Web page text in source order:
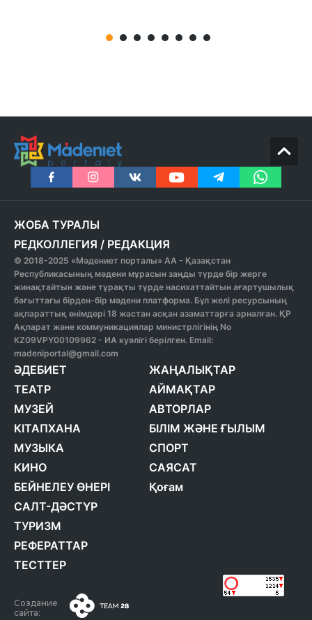
ЖОБА ТУРАЛЫ
РЕДКОЛЛЕГИЯ / РЕДАКЦИЯ
© 2018-2025 «Мәдениет порталы» АА - Қазақстан
Республикасының мәдени мұрасын заңды түрде бір жерге
жинақтайтын және тұрақты түрде насихаттайтын ағартушылық
бағыттағы бірден-бір мәдени платформа. Бұл желі ресурсының
ақпараттық өнімдері 18 жастан асқан азаматтарға арналған. ҚР
Ақпарат және коммуникациялар министрлігінің No
KZ09VPY00109962 - ИА куәлігі берілген. Email:
madeniportal@gmail.com
ӘДЕБИЕТ
ТЕАТР
МУЗЕЙ
КІТАПХАНА
МУЗЫКА
КИНО
БЕЙНЕЛЕУ ӨНЕРІ
САЛТ-ДӘСТҮР
ТУРИЗМ
РЕФЕРАТТАР
ТЕСТТЕР
ЖАҢАЛЫҚТАР
АЙМАҚТАР
АВТОРЛАР
БІЛІМ ЖӘНЕ ҒЫЛЫМ
СПОРТ
САЯСАТ
Қоғам
Создание
сайта: